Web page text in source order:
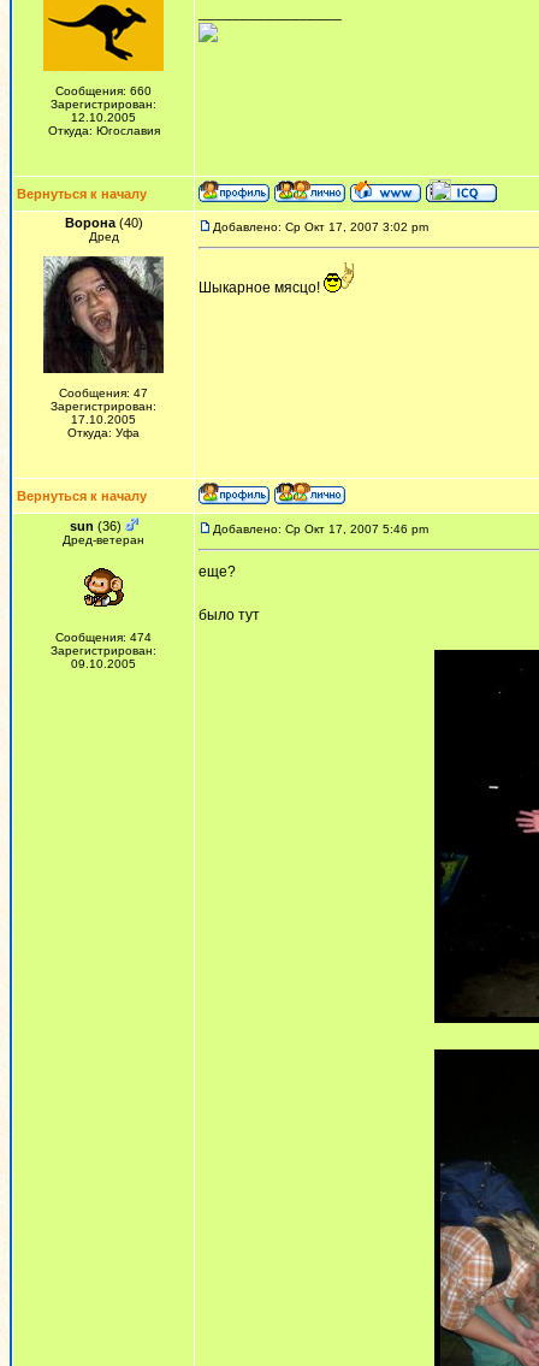
Сообщения: 660
Зарегистрирован:
12.10.2005
Откуда: Югославия
Вернуться к началу
Ворона(40)
Дред
Сообщения: 47
Зарегистрирован:
17.10.2005
Откуда: Уфа
Добавлено: Ср Окт 17, 2007 3:02 pm
Шыкарное мясцо!
Вернуться к началу
sun (36)
Дред-ветеран
Сообщения: 474
Зарегистрирован:
09.10.2005
Добавлено: Ср Окт 17, 2007 5:46 pm
еще?
было тут